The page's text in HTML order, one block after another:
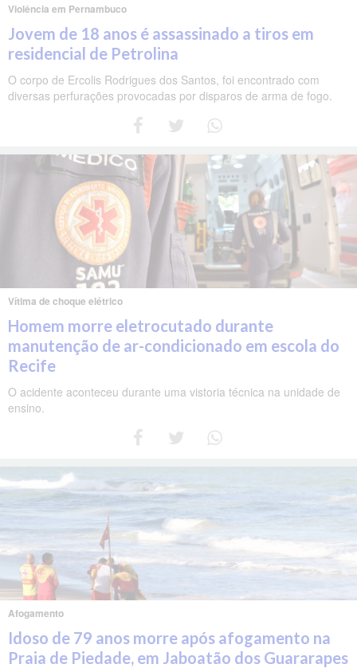
Violência em Pernambuco
Jovem de 18 anos é assassinado a tiros em
residencial de Petrolina
O corpo de Ercolis Rodrigues dos Santos, foi encontrado com
diversas perfurações provocadas por disparos de arma de fogo.
Vítima de choque elétrico
Homem morre eletrocutado durante
manutenção de ar-condicionado em escola do
Recife
O acidente aconteceu durante uma vistoria técnica na unidade de
ensino.
Afogamento
Idoso de 79 anos morre após afogamento na
Praia de Piedade, em Jaboatão dos Guararapes